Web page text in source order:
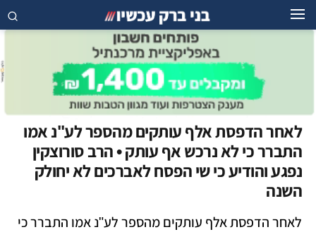
לאחר הדפסת אלף עותקים מהספר לע"נ אמו
התברר כי לא נרכש אף עותק • הרב סורוצקין
נפגע והודיע כי שי הפסח לאברכים לא יחולק
השנה
לאחר הדפסת אלף עותקים מהספר לע"נ אמו התברר כי